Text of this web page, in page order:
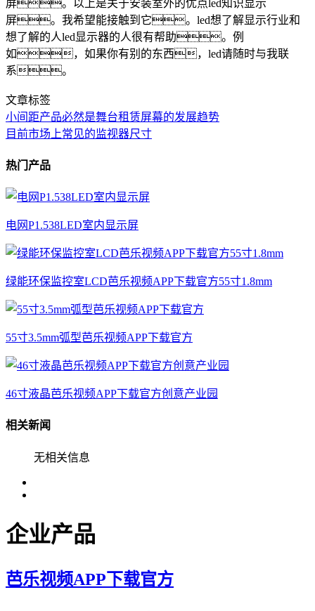
屏。以上是关于安装室外的优点led知识显示
屏。我希望能接触到它。led想了解显示行业和
想了解的人led显示器的人很有帮助。例
如，如果你有别的东西，led请随时与我联
系。
文章标签
小间距产品必然是舞台租赁屏幕的发展趋势
目前市场上常见的监视器尺寸
热门产品
电网P1.538LED室内显示屏
绿能环保监控室LCD芭乐视频APP下载官方55寸1.8mm
55寸3.5mm弧型芭乐视频APP下载官方
46寸液晶芭乐视频APP下载官方创意产业园
相关新闻
无相关信息
企业产品
芭乐视频APP下载官方